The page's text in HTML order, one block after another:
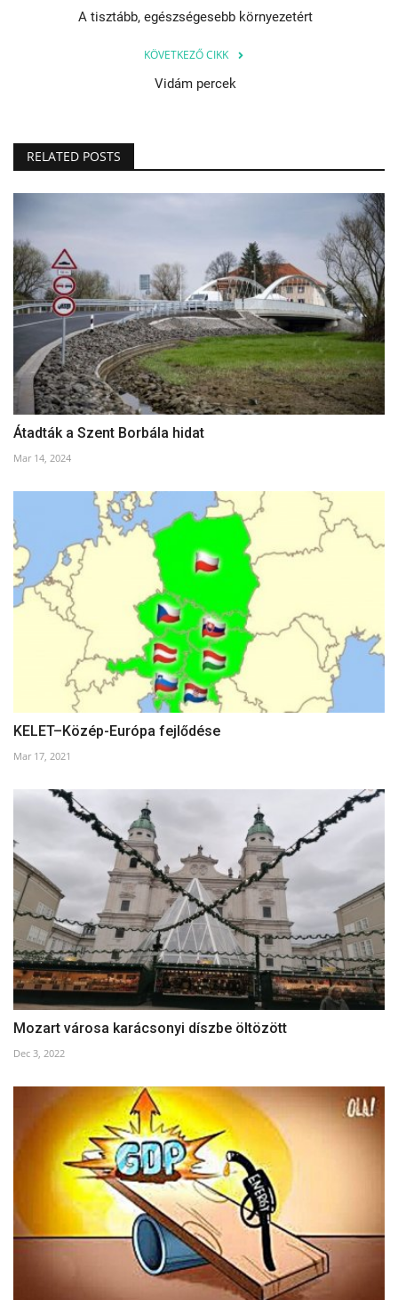
A tisztább, egészségesebb környezetért
KÖVETKEZŐ CIKK
Vidám percek
RELATED POSTS
Átadták a Szent Borbála hidat
Mar 14, 2024
KELET–Közép-Európa fejlődése
Mar 17, 2021
Mozart városa karácsonyi díszbe öltözött
Dec 3, 2022